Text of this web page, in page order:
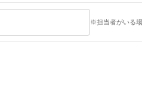
※担当者がいる